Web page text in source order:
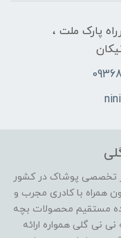
پارک ملت ،
تخصصی پوشاک در کشور
شروع به کار از سال ۹۳ تا کنون همراه با کادری مجرب و
مستقیم محصولات بچه
نی گلی همواره ارائه